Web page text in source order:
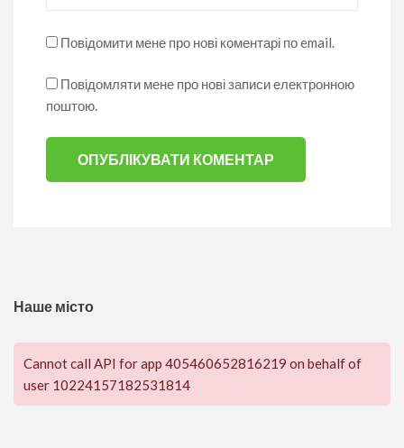
Повідомити мене про нові коментарі по email.
Повідомляти мене про нові записи електронною
поштою.
Наше місто
Cannot call API for app 405460652816219 on behalf of
user 10224157182531814